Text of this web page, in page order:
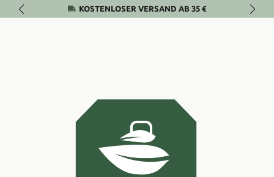
Zum Hauptinhalt springenKOSTENLOSER VERSAND AB 35 €